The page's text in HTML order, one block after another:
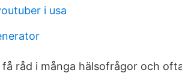
i usa
få råd i många hälsofrågor och